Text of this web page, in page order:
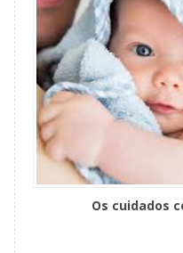
Os cuidados